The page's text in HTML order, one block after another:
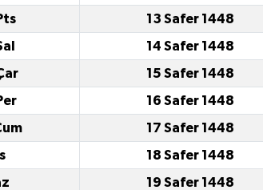
13 Safer 1448
14 Safer 1448
15 Safer 1448
16 Safer 1448
17 Safer 1448
18 Safer 1448
19 Safer 1448